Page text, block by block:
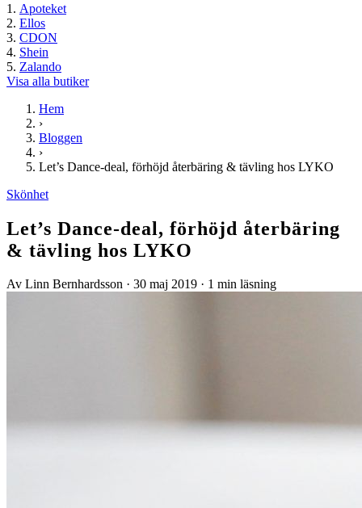
Apoteket
Ellos
CDON
Shein
Zalando
Visa alla butiker
Hem
›
Bloggen
›
Let’s Dance-deal, förhöjd återbäring & tävling hos LYKO
Skönhet
Let’s Dance-deal, förhöjd återbäring
& tävling hos LYKO
Av Linn Bernhardsson · 30 maj 2019 · 1 min läsning